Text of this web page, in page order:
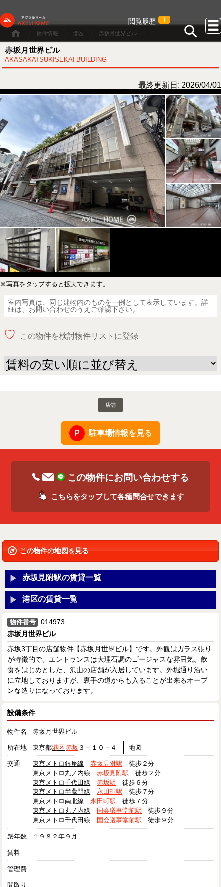
閲覧履歴 1
物件情報 港区 赤坂月世界ビル
赤坂月世界ビル
AKASAKATSUKISEKAI BUILDING
最終更新日: 2026/04/01
※写真をタップすると拡大できます。
室内写真は、同じ建物内のものを一例として表示しています。詳
細は、お問い合わせのうえご確認下さい。
♡ この物件を検討物件リストに登録
店舗
駐車場情報を見る
この物件にお問い合わせする
こちらをタップして各種問合せできます
この物件の地図を見る
赤坂見附駅の賃貸一覧
港区の賃貸一覧
物件番号
014973
赤坂月世界ビル
赤坂3丁目の店舗物件【赤坂月世界ビル】です。外観はガラス張り
が特徴的で、エントランスは大理石調のゴージャスな雰囲気。飲
食をはじめとした、沢山の店舗が入居しています。外堀通り沿い
に立地しておりますが、裏手の道からも入ることが出来るオープ
ンな造りになっております。
設備条件
物件名 赤坂月世界ビル
所在地 東京都港区赤坂 ３－１０－４ 地図
交通 東京メトロ銀座線 赤坂見附駅 徒歩２分
東京メトロ丸ノ内線
赤坂見附駅 徒歩２分
東京メトロ千代田線
赤坂駅 徒歩６分
東京メトロ半蔵門線
永田町駅 徒歩７分
東京メトロ南北線
永田町駅 徒歩７分
東京メトロ丸ノ内線
国会議事堂前駅 徒歩９分
東京メトロ千代田線
国会議事堂前駅 徒歩９分
築年数 １９８２年９月
賃料
管理費
間取り